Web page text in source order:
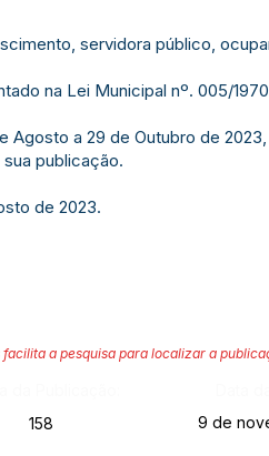
servidora público,
na Lei Municipal nº. 005/
a 29 de Outubro de
publicação.
de 2023.
a pesquisa para localizar a
158 9 de